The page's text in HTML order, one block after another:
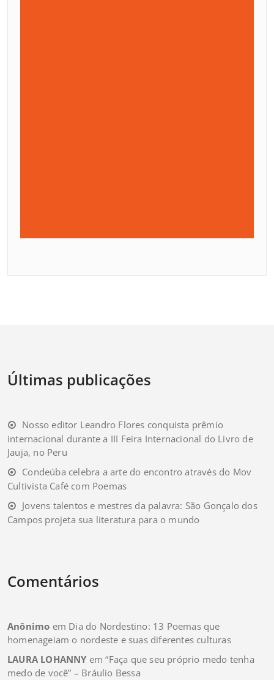
Últimas publicações
Nosso editor Leandro Flores conquista prêmio
internacional durante a III Feira Internacional do Livro de
Jauja, no Peru
Condeúba celebra a arte do encontro através do Mov
Cultivista Café com Poemas
Jovens talentos e mestres da palavra: São Gonçalo dos
Campos projeta sua literatura para o mundo
Comentários
Anônimo em Dia do Nordestino: 13 Poemas que
homenageiam o nordeste e suas diferentes culturas
LAURA LOHANNY em“Faça que seu próprio medo tenha
medo de você” – Bráulio Bessa